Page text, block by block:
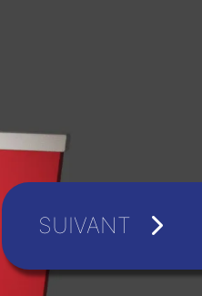
SUIVANT